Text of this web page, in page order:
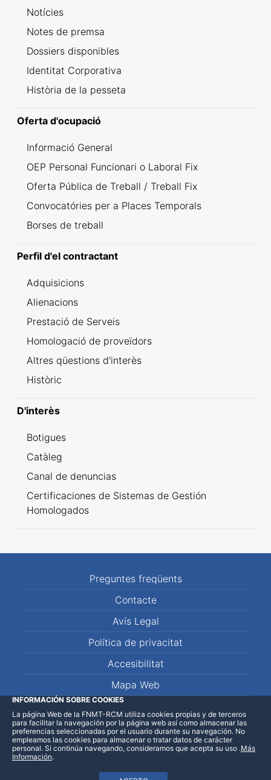
Notícies
Notes de premsa
Dossiers disponibles
Identitat Corporativa
Història de la pesseta
Oferta d'ocupació
Informació General
OEP Personal Funcionari o Laboral Fix
Oferta Pública de Treball / Treball Fix
Convocatóries per a Places Temporals
Borses de treball
Perfil d'el contractant
Adquisicions
Alienacions
Prestació de Serveis
Homologació de proveïdors
Altres qüestions d'interès
Històric
D'interès
Botigues
Catàleg
Canal de denuncias
Certificaciones de Sistemas de Gestión
Homologados
Preguntes freqüents
Contacte
Avís Legal
Política de privacitat
Accesibilitat
Mapa Web
LinkedInFacebookWhatsApp
INFORMACIÓN SOBRE COOKIES
La página Web de la FNMT-RCM utiliza cookies propias y de terceros
para facilitar la navegación por la página web así como almacenar las
preferencias seleccionadas por el usuario durante su navegación. No
empleamos las cookies para almacenar o tratar datos de carácter
personal. Si continúa navegando, consideramos que acepta su uso .Más
Información.